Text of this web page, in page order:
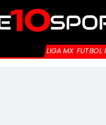
LIGA MX FUTBOL